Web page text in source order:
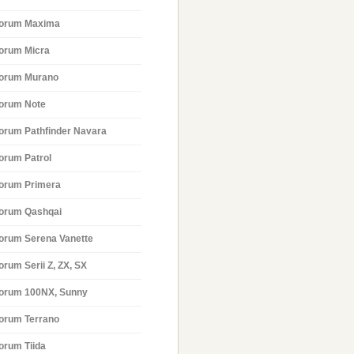
Maxima
Micra
Murano
Note
Pathfinder Navara
Patrol
Primera
Qashqai
Serena Vanette
Serii Z, ZX, SX
100NX, Sunny
Terrano
Tiida